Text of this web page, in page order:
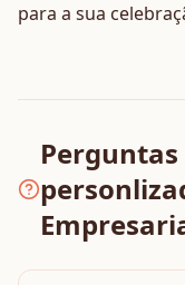
para a sua